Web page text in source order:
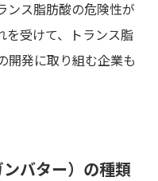
ンス脂肪酸の危険性が
を受けて、トランス脂
開発に取り組む企業も
バター）の種類